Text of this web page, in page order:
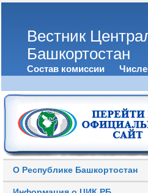
Вестник
Башкортостан
Состав комиссии
О Республике Башкортостан